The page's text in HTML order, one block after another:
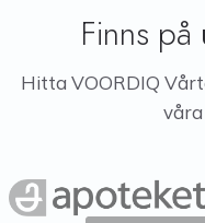
Finns på
Hitta VOORDIQ